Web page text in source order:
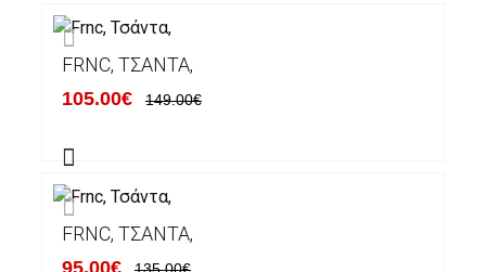
FRNC, ΤΣΆΝΤΑ,
105.00€ 149.00€
FRNC, ΤΣΆΝΤΑ,